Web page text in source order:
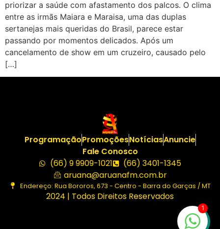
priorizar a saúde com afastamento dos palcos. O clima
entre as irmãs Maiara e Maraisa, uma das duplas
sertanejas mais queridas do Brasil, parece estar
passando por momentos delicados. Após um
cancelamento de show em um cruzeiro, causado pelo
[…]
ProgramaçãoPromoçõesNotíciasAnuncie
Fale Conosco
(66) 9 9909-1021
(66) 3401-1345
aruana@aruanafm.com.br
Endereço: Rua Bororos, 673 - Centro - Barra do Garças / MT
2024 | Todos Direitos Reservados
1